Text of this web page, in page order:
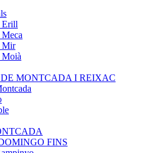
Erill
Meca
Mir
Moià
MONTCADA I REIXAC
FINS